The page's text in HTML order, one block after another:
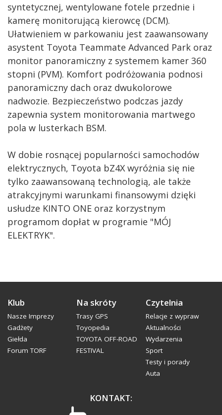
syntetycznej, wentylowane fotele przednie i
kamerę monitorującą kierowcę (DCM).
Ułatwieniem w parkowaniu jest zaawansowany
asystent Toyota Teammate Advanced Park oraz
monitor panoramiczny z systemem kamer 360
stopni (PVM). Komfort podróżowania podnosi
panoramiczny dach oraz dwukolorowe
nadwozie. Bezpieczeństwo podczas jazdy
zapewnia system monitorowania martwego
pola w lusterkach BSM.
W dobie rosnącej popularności samochodów
elektrycznych, Toyota bZ4X wyróżnia się nie
tylko zaawansowaną technologią, ale także
atrakcyjnymi warunkami finansowymi dzięki
usłudze KINTO ONE oraz korzystnym
programom dopłat w programie "MÓJ
ELEKTRYK".
Klub
Nasze Imprezy
Gadżety
Giełda
Forum TORF
Na skróty
Trasy GPS
Toyopedia
TOYOTA OFF-ROAD
FESTIVAL
Czytelnia
Relacje z wypraw
Aktualności
Wydarzenia
Sport
Testy i porady
Auta
KONTAKT: